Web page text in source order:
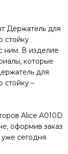
Держатель для
стойку
ним. В изделие
которые
для
стойку –
Alice A010D
оформив заказ
сегодня.